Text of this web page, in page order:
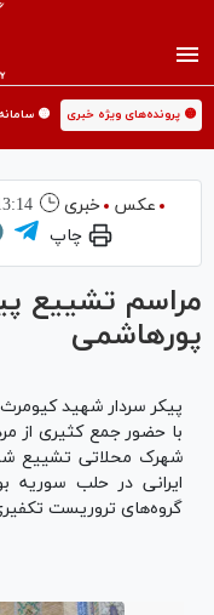
🟡 پرونده‌های ویژه خبری 🟡
عکس خبری
چاپ
مراسم تشییع
پورهاشمی
با حضور جمع کثیری از
شهرک محلاتی تشییع
ایرانی در حلب سوریه
گروه‌های تروریست